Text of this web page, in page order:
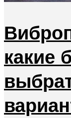
какие